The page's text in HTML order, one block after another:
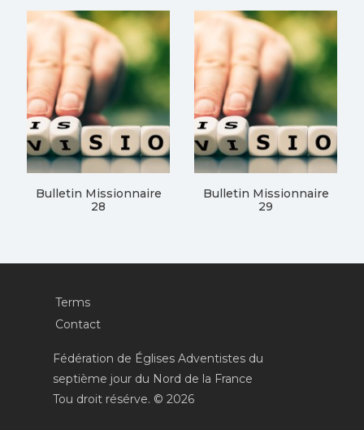
Bulletin Missionnaire
28
Bulletin Missionnaire
29
Fédération de Églises Adventistes du
septième jour du Nord de la France
Tou droit résérve. © 2026
Terms
Contact